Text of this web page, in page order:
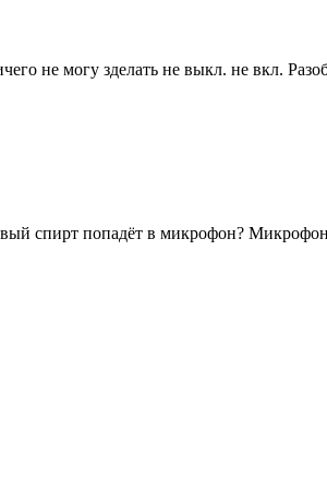
не могу зделать не выкл. не вкл.
спирт попадёт в микрофон?